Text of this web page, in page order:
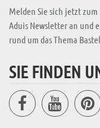
Melden Sie sich jetzt zum
Aduis Newsletter an und
rund um das Thema
SIE FINDEN